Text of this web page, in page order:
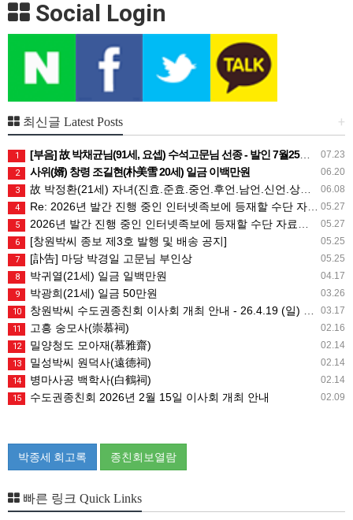
Social Login
+
최신글 Latest Posts
07.23
1 [부음] 故 박채균님(91세, 요셉) 수석고문님 선종 - 발인 7월25일 (토) 05시
06.20
2 사위(婿) 창령 조길현(朴美雪 20세) 일금 이백만원
06.08
3 故 박정환(21세) 자녀(진효.준효.중언.후언.남언.신언.상희) 일금 일백만원
05.27
4 Re: 2026년 발간 진행 중인 인터넷족보에 등재할 수단 자료는 무엇인가요?
05.27
5 2026년 발간 진행 중인 인터넷족보에 등재할 수단 자료는 무엇인가요?
05.25
6 [창원박씨 종보 제3호 발행 및 배송 공지]
05.25
7 [訃告] 마당 박경일 고문님 부인상
04.17
8 박귀열(21세) 일금 일백만원
03.26
9 박광희(21세) 일금 50만원
03.17
10 창원박씨 수도권종친회 이사회 개최 안내 - 26.4.19 (일) 10시
02.16
11 고흥 숭모사(崇慕祠)
02.14
12 밀양청도 모아재(慕雅齋)
02.14
13 밀성박씨 원덕사(遠德祠)
02.14
14 병마사공 백학사(白鶴祠)
02.09
15 수도권종친회 2026년 2월 15일 이사회 개최 안내
박종세 회고록 종친회보열람
빠른 링크 Quick Links